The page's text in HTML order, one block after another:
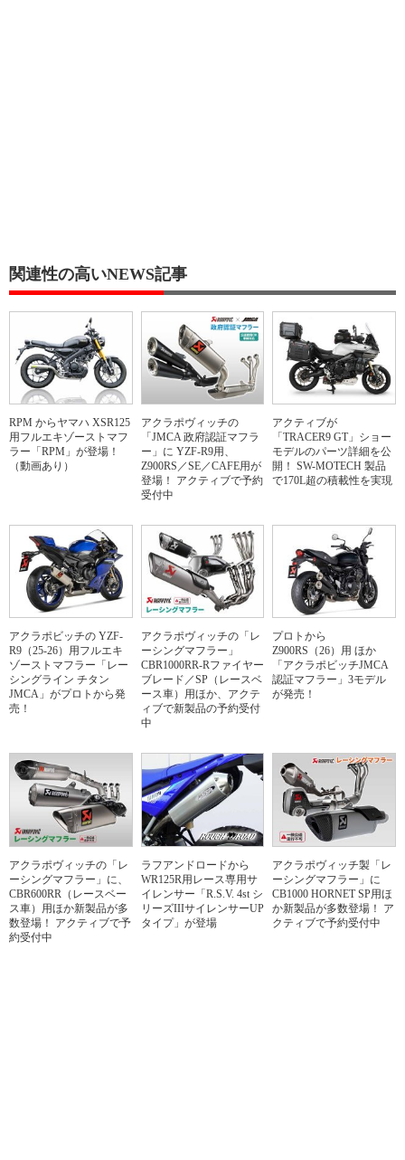
関連性の高いNEWS記事
RPM からヤマハ XSR125
用フルエキゾーストマフ
ラー「RPM」が登場！
（動画あり）
アクラポヴィッチの
「JMCA 政府認証マフラ
ー」に YZF-R9用、
Z900RS／SE／CAFE用が
登場！ アクティブで予約
受付中
アクティブが
「TRACER9 GT」ショー
モデルのパーツ詳細を公
開！ SW-MOTECH 製品
で170L超の積載性を実現
アクラポビッチの YZF-
R9（25-26）用フルエキ
ゾーストマフラー「レー
シングライン チタン
JMCA」がプロトから発
売！
アクラポヴィッチの「レ
ーシングマフラー」
CBR1000RR-Rファイヤー
ブレード／SP（レースベ
ース車）用ほか、アクテ
ィブで新製品の予約受付
中
プロトから
Z900RS（26）用 ほか
「アクラポビッチJMCA
認証マフラー」3モデル
が発売！
アクラポヴィッチの「レ
ーシングマフラー」に、
CBR600RR（レースベー
ス車）用ほか新製品が多
数登場！ アクティブで予
約受付中
ラフアンドロードから
WR125R用レース専用サ
イレンサー「R.S.V. 4st シ
リーズIIIサイレンサーUP
タイプ」が登場
アクラポヴィッチ製「レ
ーシングマフラー」に
CB1000 HORNET SP用ほ
か新製品が多数登場！ ア
クティブで予約受付中